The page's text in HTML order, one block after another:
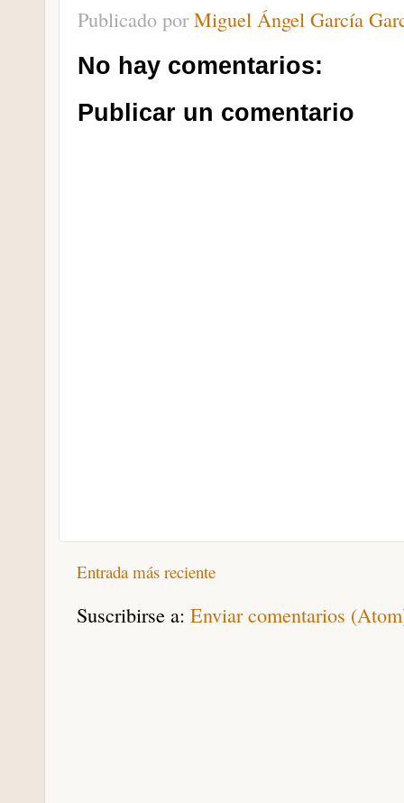
Publicado porMiguel Ángel García
No hay comentarios:
Publicar un comentario
Entrada más reciente
Suscribirse a: Enviar comentarios